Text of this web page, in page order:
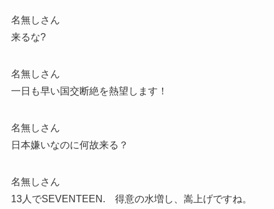
名無しさん
来るな?
名無しさん
一日も早い国交断絶を熱望します！
名無しさん
日本嫌いなのに何故来る？
名無しさん
13人でSEVENTEEN. 得意の水増し、嵩上げですね。